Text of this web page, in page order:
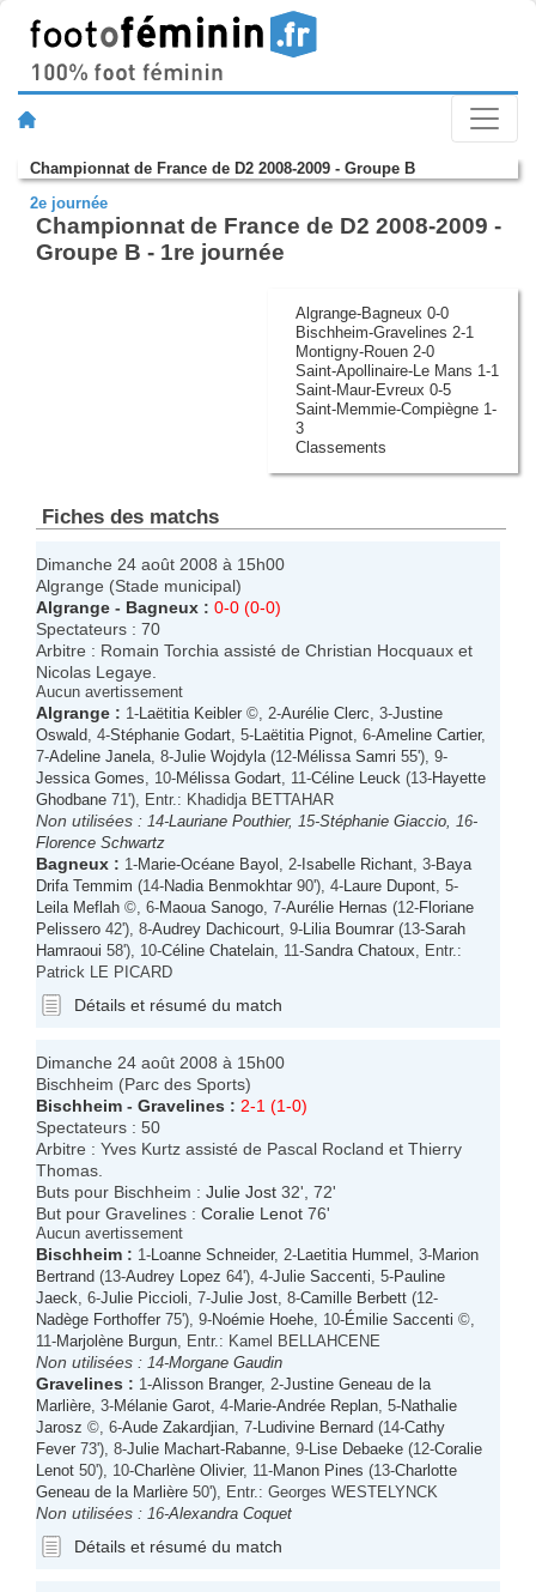
Championnat de France de D2 2008-2009 - Groupe B
2e journée
Championnat de France de D2 2008-2009 -
Groupe B - 1re journée
Algrange-Bagneux 0-0
Bischheim-Gravelines 2-1
Montigny-Rouen 2-0
Saint-Apollinaire-Le Mans 1-1
Saint-Maur-Evreux 0-5
Saint-Memmie-Compiègne 1-
3
Classements
Fiches des matchs
Dimanche 24 août 2008 à 15h00
Algrange (Stade municipal)
Algrange - Bagneux : 0-0 (0-0)
Spectateurs : 70
Arbitre : Romain Torchia assisté de Christian Hocquaux et
Nicolas Legaye.
Aucun avertissement
Algrange : 1- Laëtitia Keibler ©, 2-Aurélie Clerc , 3-Justine
Oswald , 4-Stéphanie Godart , 5- Laëtitia Pignot , 6-Ameline Cartier,
7-Adeline Janela , 8-Julie Wojdyla (12-Mélissa Samri 55'), 9-
Jessica Gomes , 10-Mélissa Godart , 11-Céline Leuck (13-Hayette
Ghodbane 71'), Entr.: Khadidja BETTAHAR
Non utilisées : 14-Lauriane Pouthier, 15-Stéphanie Giaccio , 16-
Florence Schwartz
Bagneux : 1-Marie-Océane Bayol , 2- Isabelle Richant , 3-Baya
Drifa Temmim (14-Nadia Benmokhtar 90'), 4- Laure Dupont , 5-
Leila Meflah ©, 6-Maoua Sanogo , 7-Aurélie Hernas (12-Floriane
Pelissero 42'), 8-Audrey Dachicourt , 9- Lilia Boumrar (13-Sarah
Hamraoui 58'), 10-Céline Chatelain , 11-Sandra Chatoux , Entr.:
Patrick LE PICARD
Détails et résumé du match
Dimanche 24 août 2008 à 15h00
Bischheim (Parc des Sports)
Bischheim - Gravelines : 2-1 (1-0)
Spectateurs : 50
Arbitre : Yves Kurtz assisté de Pascal Rocland et Thierry
Thomas.
Buts pour Bischheim : Julie Jost 32', 72'
But pour Gravelines : Coralie Lenot 76'
Aucun avertissement
Bischheim : 1- Loanne Schneider, 2- Laetitia Hummel , 3-Marion
Bertrand (13-Audrey Lopez 64'), 4-Julie Saccenti , 5-Pauline
Jaeck , 6-Julie Piccioli , 7-Julie Jost , 8-Camille Berbett (12-
Nadège Forthoffer 75'), 9-Noémie Hoehe , 10-Émilie Saccenti ©,
11-Marjolène Burgun , Entr.: Kamel BELLAHCENE
Non utilisées : 14-Morgane Gaudin
Gravelines : 1-Alisson Branger, 2-Justine Geneau de la
Marlière , 3-Mélanie Garot , 4-Marie-Andrée Replan , 5-Nathalie
Jarosz ©, 6-Aude Zakardjian , 7- Ludivine Bernard (14-Cathy
Fever 73'), 8-Julie Machart-Rabanne , 9- Lise Debaeke (12-Coralie
Lenot 50'), 10-Charlène Olivier, 11-Manon Pines (13-Charlotte
Geneau de la Marlière 50'), Entr.: Georges WESTELYNCK
Non utilisées : 16-Alexandra Coquet
Détails et résumé du match